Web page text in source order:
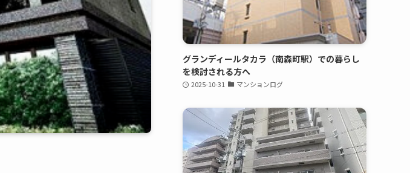
グランディールタカラ（南森町駅）での暮らし
を検討される方へ
2025-10-31 マンションログ